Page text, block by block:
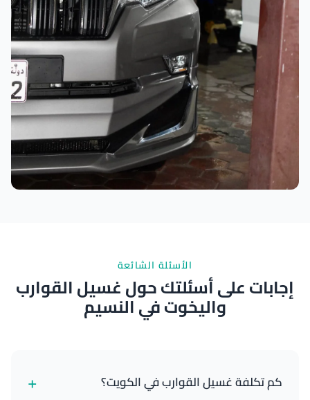
الأسئلة الشائعة
إجابات على أسئلتك حول غسيل القوارب
واليخوت في النسيم
كم تكلفة غسيل القوارب في الكويت؟ +